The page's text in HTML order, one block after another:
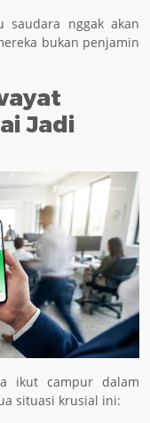
saudara nggak akan
bukan penjamin
Jadi
ikut campur dalam
situasi krusial ini: